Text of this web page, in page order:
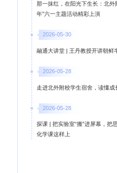
那一抹红，在阳光下生长：北外
年”六一主题活动精彩上演
2026-05-30
融通大讲堂 | 王丹教授开讲朝鲜
2026-05-28
走进北外附校学生宿舍，读懂成
2026-05-28
探课 | 把实验室“搬”进屏幕，把
化学课这样上